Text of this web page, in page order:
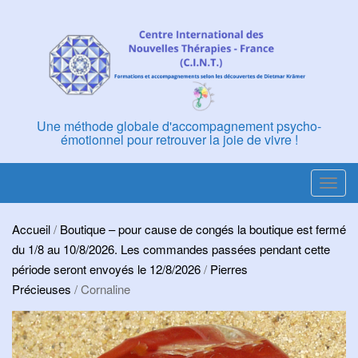
Une méthode globale d'accompagnement psycho-
émotionnel pour retrouver la joie de vivre !
T
o
g
g
n
a
v
Accueil/ Boutique – pour cause de congés la boutique est fermé
du 1/8 au 10/8/2026. Les commandes passées pendant cette
période seront envoyés le 12/8/2026/ Pierres
Précieuses / Cornaline